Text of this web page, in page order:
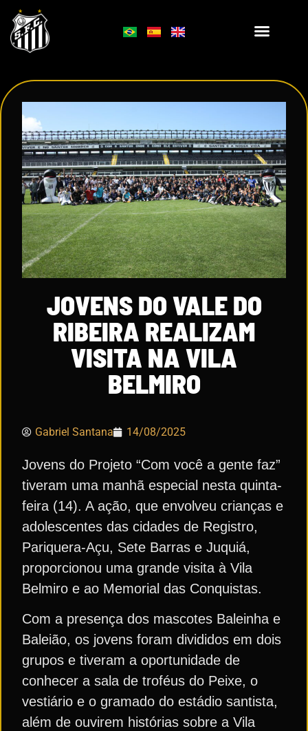
JOVENS DO VALE DO
RIBEIRA REALIZAM
VISITA NA VILA
BELMIRO
Gabriel Santana 14/08/2025
Jovens do Projeto “Com você a gente faz”
tiveram uma manhã especial nesta quinta-
feira (14). A ação, que envolveu crianças e
adolescentes das cidades de Registro,
Pariquera-Açu, Sete Barras e Juquiá,
proporcionou uma grande visita à Vila
Belmiro e ao Memorial das Conquistas.
Com a presença dos mascotes Baleinha e
Baleião, os jovens foram divididos em dois
grupos e tiveram a oportunidade de
conhecer a sala de troféus do Peixe, o
vestiário e o gramado do estádio santista,
além de ouvirem histórias sobre a Vila